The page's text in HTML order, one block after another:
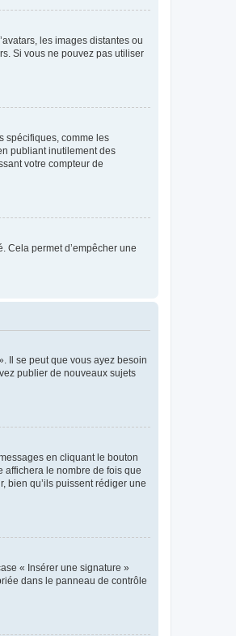
les images distantes ou
Si vous ne pouvez pas utiliser
spécifiques, comme les
publiant inutilement des
votre compteur de
Cela permet d’empêcher une
Il se peut que vous ayez besoin
publier de nouveaux sujets
en cliquant le bouton
affichera le nombre de fois que
bien qu’ils puissent rédiger une
« Insérer une signature »
dans le panneau de contrôle